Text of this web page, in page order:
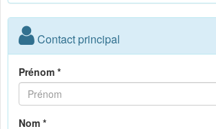
Contact principal
Prénom *
Nom *